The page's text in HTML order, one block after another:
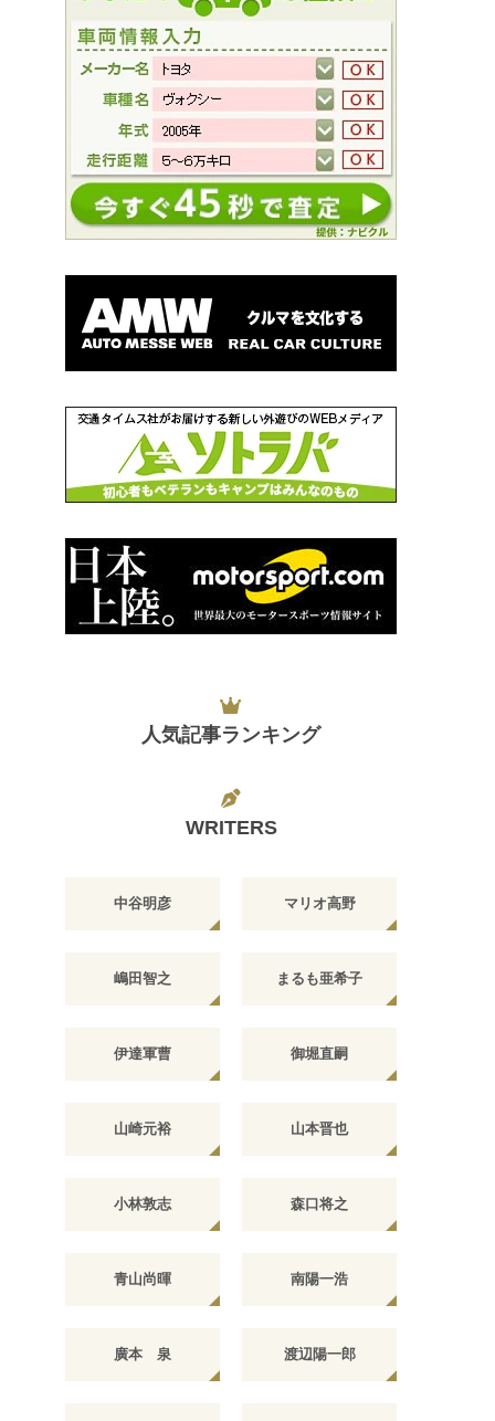
人気記事ランキング
WRITERS
中谷明彦 マリオ高野
嶋田智之 まるも亜希子
伊達軍曹 御堀直嗣
山崎元裕 山本晋也
小林敦志 森口将之
青山尚暉 南陽一浩
廣本 泉 渡辺陽一郎